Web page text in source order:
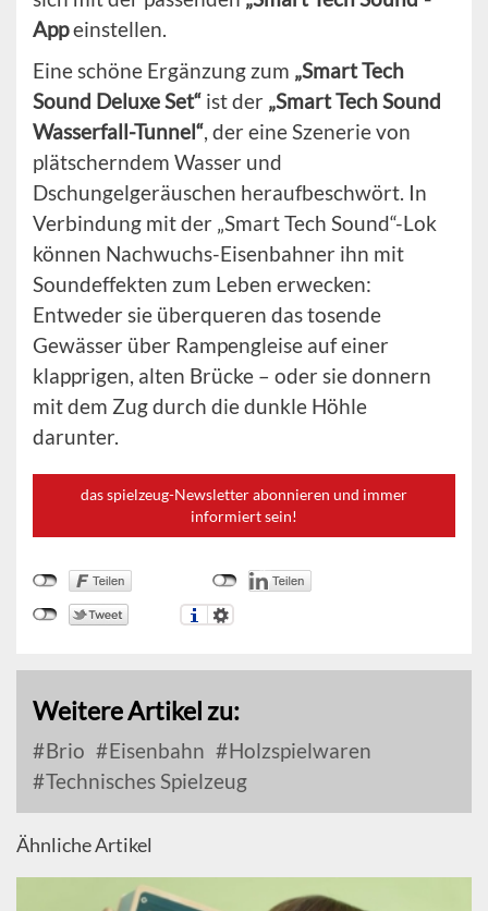
Appeinstellen.
Eine schöne Ergänzung zum „Smart Tech
Sound Deluxe Set“ ist der „Smart Tech Sound
Wasserfall-Tunnel“, der eine Szenerie von
plätscherndem Wasser und
Dschungelgeräuschen heraufbeschwört. In
Verbindung mit der „Smart Tech Sound“-Lok
können Nachwuchs-Eisenbahner ihn mit
Soundeffekten zum Leben erwecken:
Entweder sie überqueren das tosende
Gewässer über Rampengleise auf einer
klapprigen, alten Brücke – oder sie donnern
mit dem Zug durch die dunkle Höhle
darunter.
das spielzeug-Newsletter abonnieren und immer
informiert sein!
Weitere Artikel zu:
Brio Eisenbahn
Holzspielwaren
Technisches Spielzeug
Ähnliche Artikel